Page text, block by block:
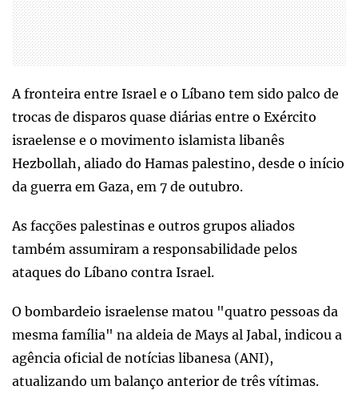
A fronteira entre Israel e o Líbano tem sido palco de
trocas de disparos quase diárias entre o Exército
israelense e o movimento islamista libanês
Hezbollah, aliado do Hamas palestino, desde o início
da guerra em Gaza, em 7 de outubro.
As facções palestinas e outros grupos aliados
também assumiram a responsabilidade pelos
ataques do Líbano contra Israel.
O bombardeio israelense matou "quatro pessoas da
mesma família" na aldeia de Mays al Jabal, indicou a
agência oficial de notícias libanesa (ANI),
atualizando um balanço anterior de três vítimas.